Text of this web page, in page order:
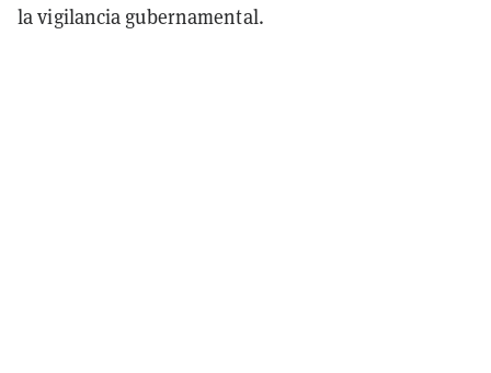
la vigilancia gubernamental.